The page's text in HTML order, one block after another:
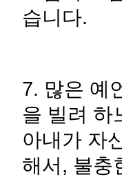
습니다.
7. 많은 예
을 빌려 하
아내가 자
해서, 불충